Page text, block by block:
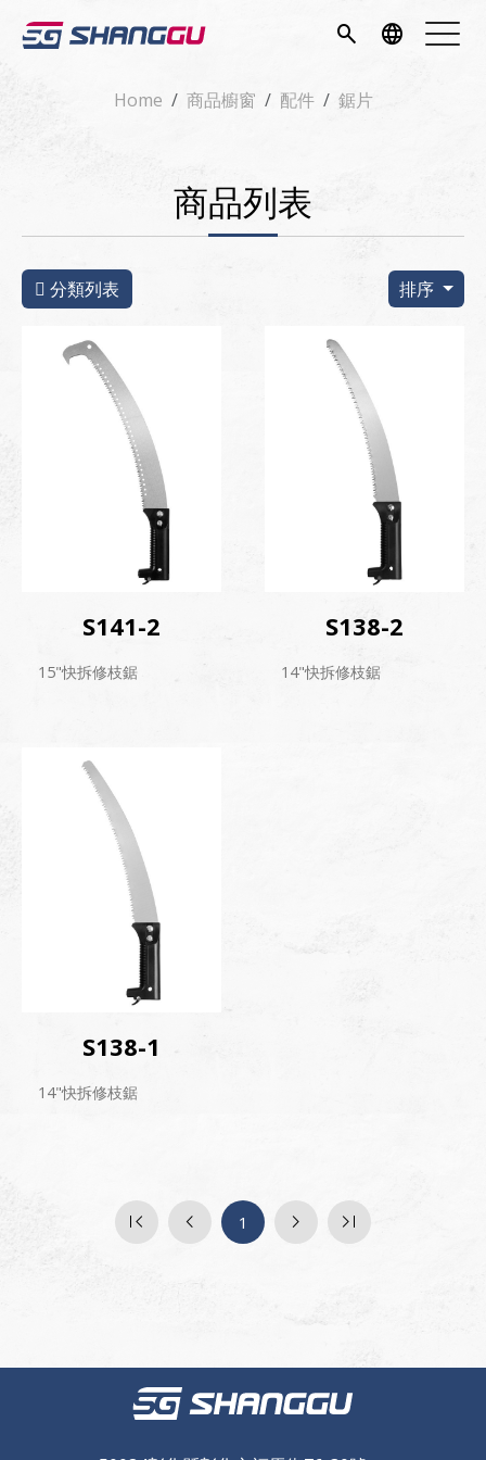
search language
介
區
Home 商品櫥窗 配件 鋸片
商品列表
分類列表 排序
S141-2
15"快拆修枝鋸
S138-2
14"快拆修枝鋸
S138-1
14"快拆修枝鋸
1